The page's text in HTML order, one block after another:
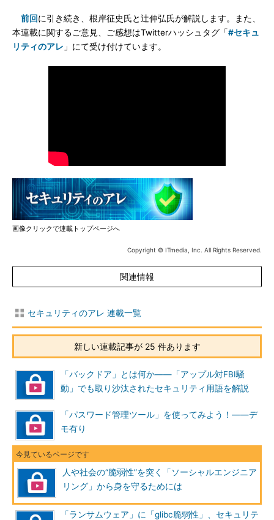
前回に引き続き、根岸征史氏と辻伸弘氏が解説します。また、
本連載に関するご意見、ご感想はTwitterハッシュタグ「#セキュ
リティのアレ 」にて受け付けています。
画像クリックで連載トップページへ
Copyright © ITmedia, Inc. All Rights Reserved.
関連情報
セキュリティのアレ 連載一覧
新しい連載記事が 25 件あります
「バックドア」とは何か――「アップル対FBI騒
動」でも取り沙汰されたセキュリティ用語を解説
「パスワード管理ツール」を使ってみよう！――デ
モ有り
人や社会の“脆弱性”を突く「ソーシャルエンジニア
リング」から身を守るためには
「ランサムウェア」に「glibc脆弱性」、セキュリテ